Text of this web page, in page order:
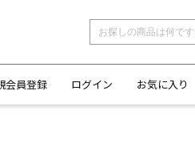
会員登録 ログイン お気に入り